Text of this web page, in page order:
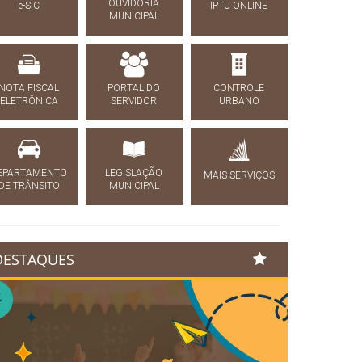
e-SIC
OUVIDORIA
MUNICIPAL
IPTU ONLINE
FISCAL
ELETRÔNICA
PORTAL DO
SERVIDOR
CONTROLE
URBANO
TRÂNSITO
LEGISLAÇÃO
MUNICIPAL
MAIS SERVIÇOS